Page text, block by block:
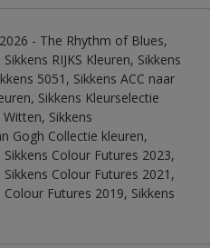
- The Rhythm of Blues,
RIJKS Kleuren, Sikkens
5051, Sikkens ACC naar
Sikkens Kleurselectie
Sikkens
Gogh Collectie kleuren,
Colour Futures 2023,
Colour Futures 2021,
Futures 2019, Sikkens